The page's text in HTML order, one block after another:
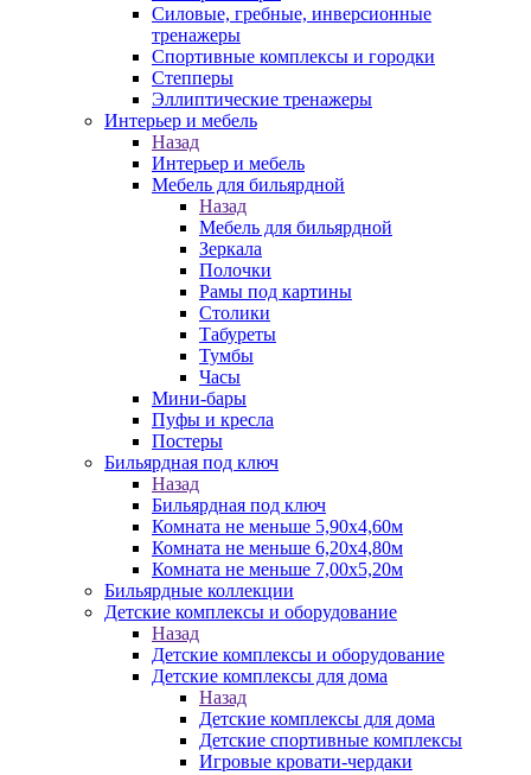
Силовые, гребные, инверсионные
тренажеры
Спортивные комплексы и городки
Степперы
Эллиптические тренажеры
Интерьер и мебель
Назад
Интерьер и мебель
Мебель для бильярдной
Назад
Мебель для бильярдной
Зеркала
Полочки
Рамы под картины
Столики
Табуреты
Тумбы
Часы
Мини-бары
Пуфы и кресла
Постеры
Бильярдная под ключ
Назад
Бильярдная под ключ
Комната не меньше 5,90х4,60м
Комната не меньше 6,20х4,80м
Комната не меньше 7,00х5,20м
Бильярдные коллекции
Детские комплексы и оборудование
Назад
Детские комплексы и оборудование
Детские комплексы для дома
Назад
Детские комплексы для дома
Детские спортивные комплексы
Игровые кровати-чердаки